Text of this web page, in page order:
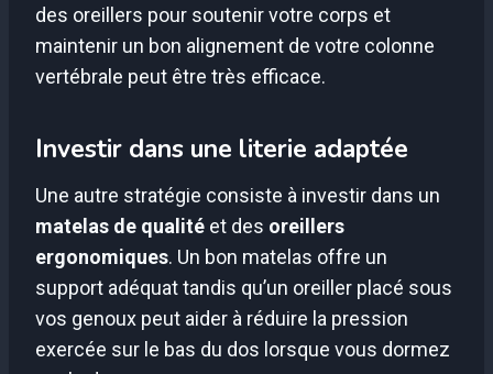
des oreillers pour soutenir votre corps et
maintenir un bon alignement de votre colonne
vertébrale peut être très efficace.
Investir dans une literie adaptée
Une autre stratégie consiste à investir dans un
matelas de qualité et des oreillers
ergonomiques. Un bon matelas offre un
support adéquat tandis qu’un oreiller placé sous
vos genoux peut aider à réduire la pression
exercée sur le bas du dos lorsque vous dormez